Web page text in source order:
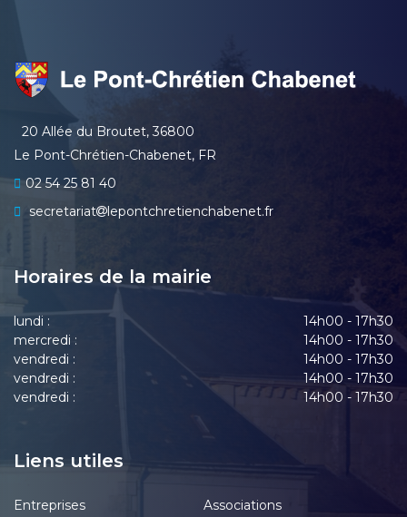
20 Allée du Broutet, 36800
Le Pont-Chrétien-Chabenet, FR
02 54 25 81 40
secretariat
lepontchretienchabenet.fr
Horaires de la mairie
lundi :
14h00 - 17h30
mercredi :
14h00 - 17h30
vendredi :
14h00 - 17h30
vendredi :
14h00 - 17h30
vendredi :
14h00 - 17h30
Liens utiles
Entreprises Associations